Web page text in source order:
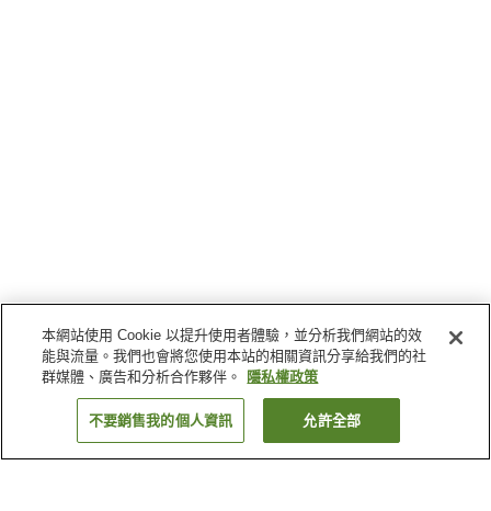
本網站使用 Cookie 以提升使用者體驗，並分析我們網站的效
能與流量。我們也會將您使用本站的相關資訊分享給我們的社
群媒體、廣告和分析合作夥伴。
隱私權政策
不要銷售我的個人資訊 允許全部